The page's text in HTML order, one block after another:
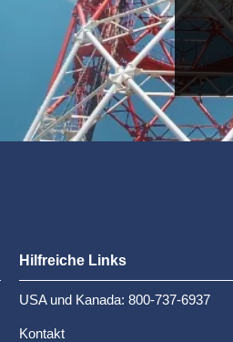
Hilfreiche Links
USA und Kanada: 800-737-6937
Kontakt